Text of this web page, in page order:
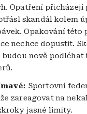
Opatření přicházejí
skandál kolem
Opakování této
nechce dopustit.
nově podléhat
Sportovní
zareagovat na
jasné limity.